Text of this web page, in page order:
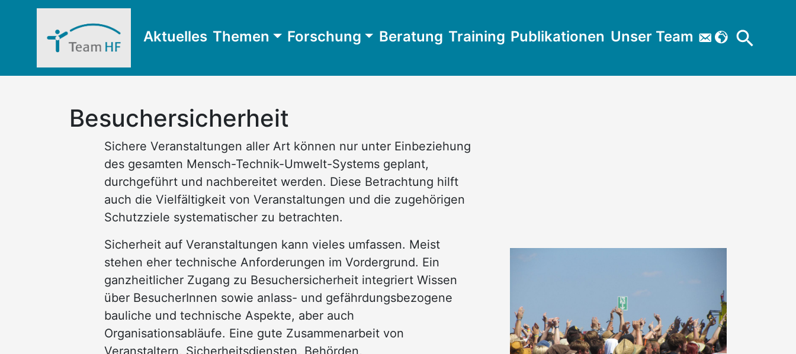
Aktuelles Themen Forschung Beratung Training Publikationen Unser Team  
Search
for:
Search Button
Besuchersicherheit
Sichere Veranstaltungen aller Art können nur unter Einbeziehung
des gesamten Mensch-Technik-Umwelt-Systems geplant,
durchgeführt und nachbereitet werden. Diese Betrachtung hilft
auch die Vielfältigkeit von Veranstaltungen und die zugehörigen
Schutzziele systematischer zu betrachten.
Sicherheit auf Veranstaltungen kann vieles umfassen. Meist
stehen eher technische Anforderungen im Vordergrund. Ein
ganzheitlicher Zugang zu Besuchersicherheit integriert Wissen
über BesucherInnen sowie anlass- und gefährdungsbezogene
bauliche und technische Aspekte, aber auch
Organisationsabläufe. Eine gute Zusammenarbeit von
Veranstaltern, Sicherheitsdiensten, Behörden,